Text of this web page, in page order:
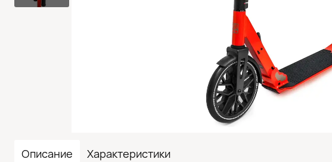
Описание Характеристики